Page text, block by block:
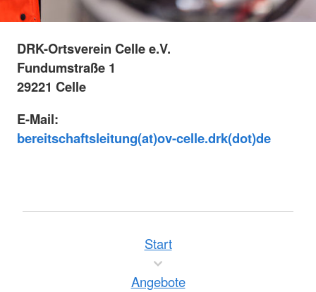
DRK-Ortsverein Celle e.V.
Fundumstraße 1
29221 Celle
E-Mail:
bereitschaftsleitung(at)ov-celle.drk(dot)de
Start
Angebote